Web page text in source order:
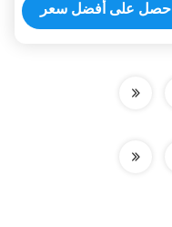
احصل على أفضل سعر